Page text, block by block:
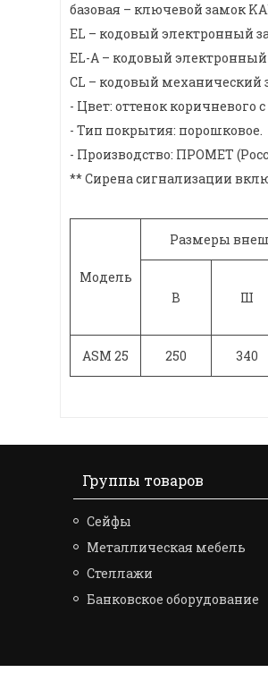
базовая – ключевой замок
EL – кодовый электронный
EL-A – кодовый
CL – кодовый механический
- Цвет: оттенок
- Тип покрытия: порошковое.
- Производство: ПРОМЕТ
** Сирена сигнализации
Модель
Размеры
В
Ш
ASM 25 250 340
Группы товаров
Сейфы
Металлическая мебель
Стеллажи
Банковское оборудование